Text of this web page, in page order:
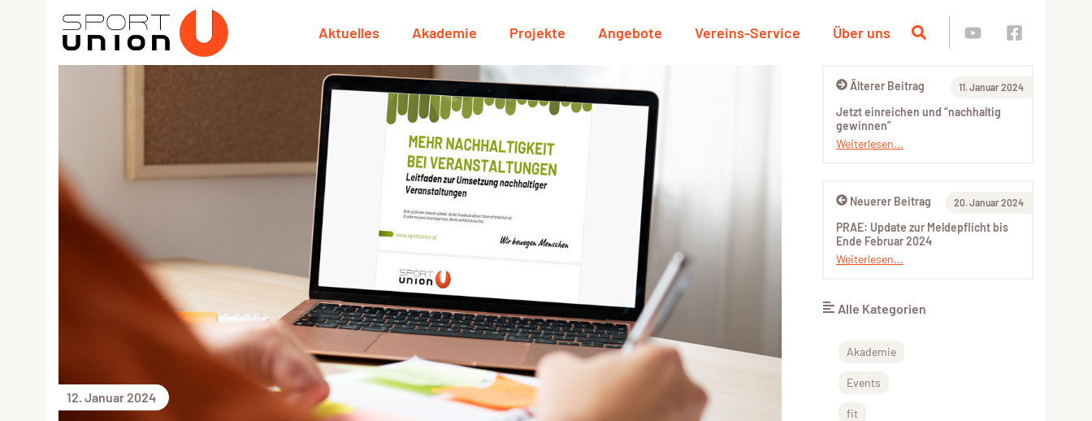
Aktuelles Akademie Projekte Angebote Vereins-Service Über uns
12. Januar 2024
Älterer Beitrag 11. Januar 2024
Jetzt einreichen und “nachhaltig
gewinnen”
Weiterlesen...
Neuerer Beitrag 20. Januar 2024
PRAE: Update zur Meldepflicht bis
Ende Februar 2024
Weiterlesen...
Alle Kategorien
Akademie
Events
fit